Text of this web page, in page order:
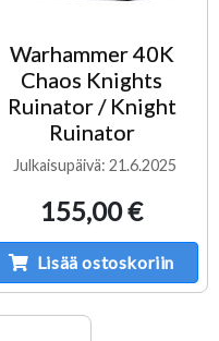
Warhammer 40K
Chaos Knights
Ruinator / Knight
Ruinator
Julkaisupäivä: 21.6.2025
155,00 €
Lisää ostoskoriin